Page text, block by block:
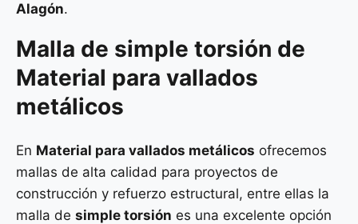
Alagón.
Malla de simple torsión de
Material para vallados
metálicos
En Material para vallados metálicos ofrecemos
mallas de alta calidad para proyectos de
construcción y refuerzo estructural, entre ellas la
malla de simple torsión es una excelente opción